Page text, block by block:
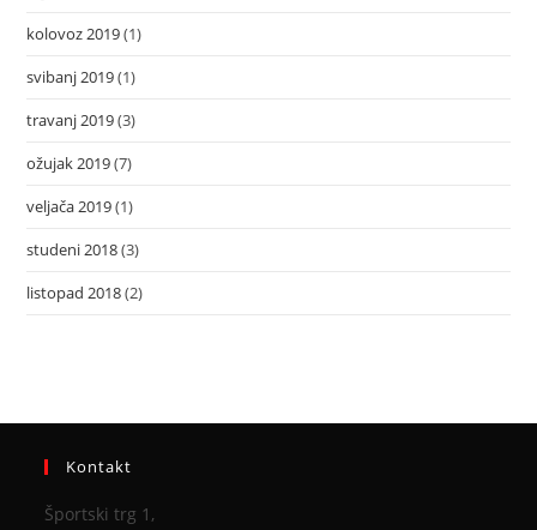
kolovoz 2019(1)
svibanj 2019(1)
travanj 2019(3)
ožujak 2019(7)
veljača 2019(1)
studeni 2018(3)
listopad 2018(2)
Kontakt
Športski trg 1,